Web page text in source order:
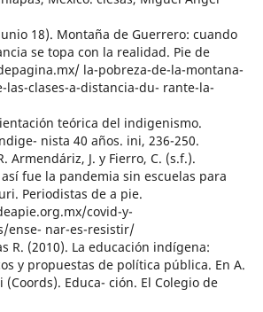
18). Montaña de Guerrero: cuando
se topa con la realidad. Pie de
la-pobreza-de-la-montana-
clases-a-distancia-du- rante-la-
teórica del indigenismo.
nista 40 años. ini, 236-250.
Armendáriz, J. y Fierro, C. (s.f.).
fue la pandemia sin escuelas para
Periodistas de a pie.
covid-y-
ense- nar-es-resistir/
R. (2010). La educación indígena:
y propuestas de política pública. En A.
Educa- ción. El Colegio de